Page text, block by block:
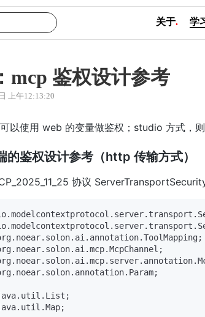
关于. 学
mcp 鉴权设计参考
上午12:13:20
以使用 web 的变量做鉴权；studio 方式，则
的鉴权设计参考（http 传输方式）
协议